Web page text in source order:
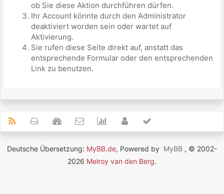
ob Sie diese Aktion durchführen dürfen.
Ihr Account könnte durch den Administrator
deaktiviert worden sein oder wartet auf
Aktivierung.
Sie rufen diese Seite direkt auf, anstatt das
entsprechende Formular oder den entsprechenden
Link zu benutzen.
Deutsche Übersetzung: MyBB.de, Powered by MyBB , © 2002-
2026 Melroy van den Berg.